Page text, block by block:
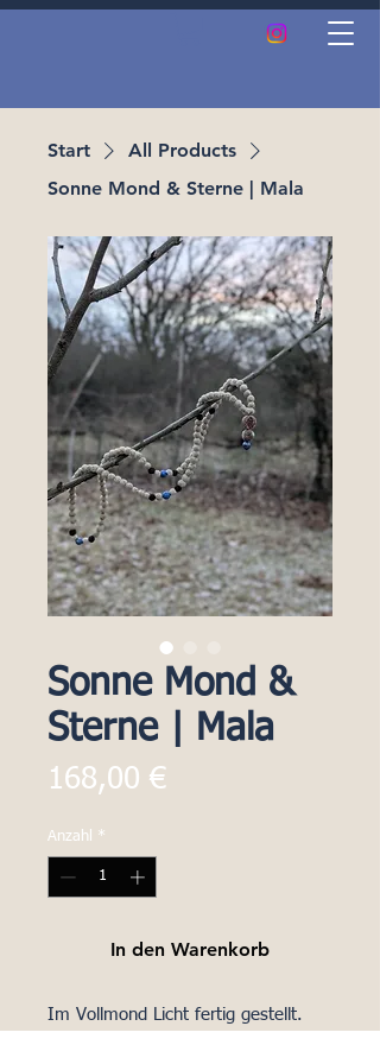
Start
All Products
Sonne Mond & Sterne | Mala
Sonne Mond &
Sterne | Mala
168,00 €Preis
Anzahl *
In den Warenkorb
Im Vollmond Licht fertig gestellt.